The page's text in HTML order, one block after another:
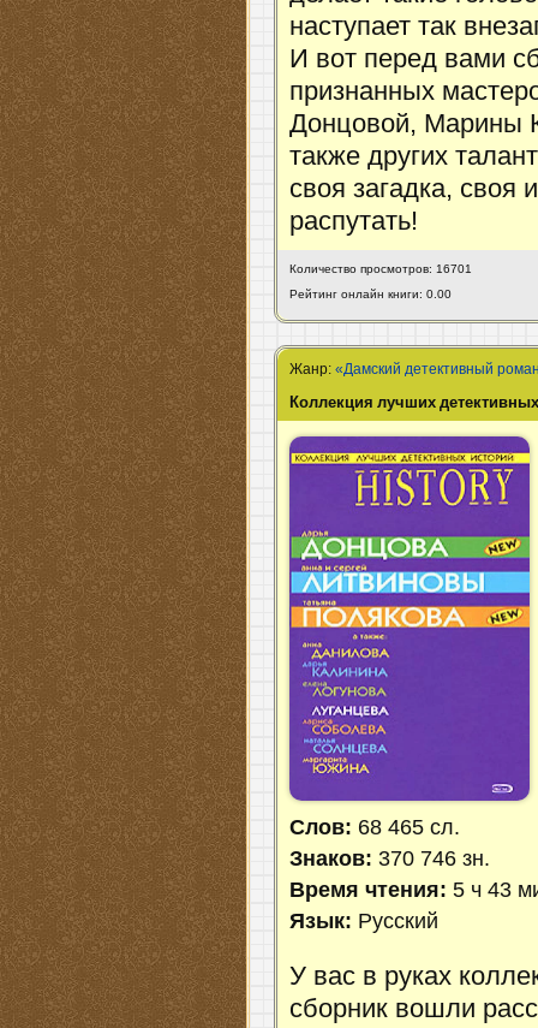
наступает так
И вот перед вами
признанных
Донцовой, Марины
также других
своя загадка, своя
распутать!
Количество просмотров: 16701
Рейтинг онлайн книги: 0.00
Жанр:«Дамский детективный
Коллекция лучших
Слов: 68 465 сл.
Знаков: 370 746 зн.
Время чтения:5 ч 43
Язык: Русский
У вас в руках
сборник вошли